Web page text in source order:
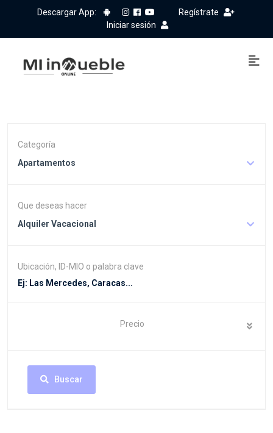
Descargar App:
Regístrate
Iniciar sesión
Categoría
Apartamentos
Que deseas hacer
Alquiler Vacacional
Ubicación, ID-MIO o palabra clave
Precio
Buscar